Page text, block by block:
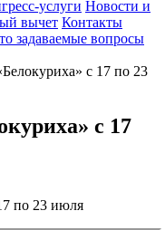
услуги Новости и
вычет Контакты
задаваемые вопросы
с 17 по 23
с 17